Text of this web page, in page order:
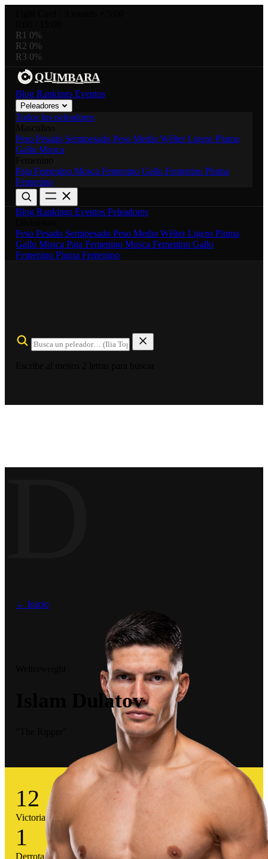
R1 0%
R2 0%
R3 0%
QUIMBARA
Blog Rankings Eventos
Peleadores
Todos los peleadores
Peso Pesado Semipesado Peso Medio WélterLigero Pluma
Gallo Mosca
Paja Femenino Mosca Femenino Gallo Femenino Pluma
Femenino
Blog Rankings Eventos Peleadores
Peso Pesado Semipesado Peso Medio WélterLigero Pluma
Gallo Mosca Paja Femenino Mosca Femenino Gallo
Femenino Pluma Femenino
← Inicio
Islam Dulatov
12
Victorias
1
Derrotas